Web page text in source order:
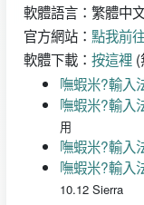
軟體語言：繁體中
官方網站： 點我前
軟體下載： 按這裡(
嘸蝦米?輸入
嘸蝦米?輸入
用
嘸蝦米?輸入
嘸蝦米?輸入
10.12 Sierra